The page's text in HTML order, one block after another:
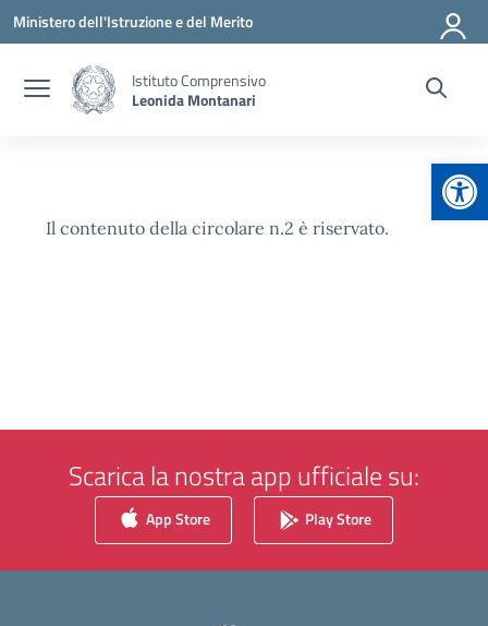
Vai ai contenuti
Vai al menu di navigazione
Vai al footer
Ministero dell'Istruzione e del Merito
Istituto Comprensivo
Leonida Montanari
Il contenuto della circolare n.2 è riservato.
Scarica la nostra app ufficiale su:
App Store Play Store